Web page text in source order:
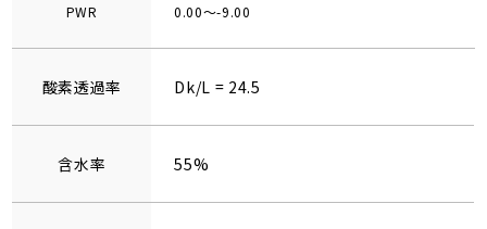
PWR 0.00～-9.00
酸素透過率 Dk/L = 24.5
含水率 55%